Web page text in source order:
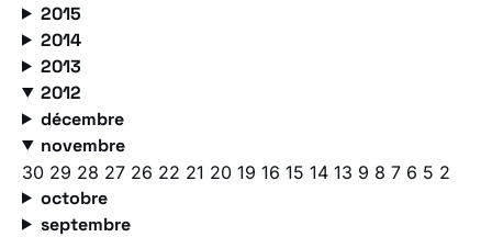
2015
2014
2013
2012
décembre
novembre
30 29 28 27 26 22 21 20 19 16 15 14 13 9 8 7 6 5 2
octobre
septembre